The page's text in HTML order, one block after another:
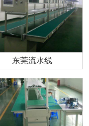
东莞流水线